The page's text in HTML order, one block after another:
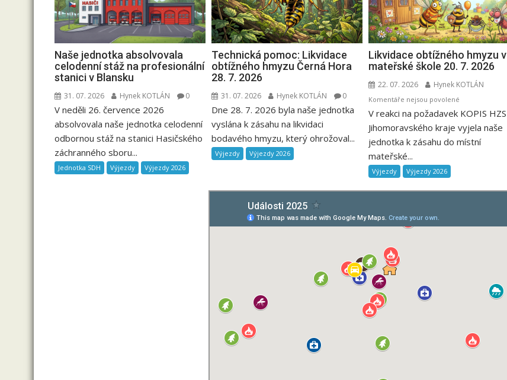
Naše jednotka absolvovala
celodenní stáž na profesionální
stanici v Blansku
31. 07. 2026 Hynek KOTLÁN 0
V neděli 26. července 2026
absolvovala naše jednotka celodenní
odbornou stáž na stanici Hasičského
záchranného sboru...
Jednotka SDH Výjezdy Výjezdy 2026
Technická pomoc: Likvidace
obtížného hmyzu Černá Hora
28. 7. 2026
31. 07. 2026 Hynek KOTLÁN 0
Dne 28. 7. 2026 byla naše jednotka
vyslána k zásahu na likvidaci
bodavého hmyzu, který ohrožoval...
Výjezdy Výjezdy 2026
Likvidace obtížného hmyzu v
mateřské škole 20. 7. 2026
22. 07. 2026 Hynek KOTLÁN
Komentáře nejsou povolené
textu
s
názvem
v
20.
V reakci na požadavek KOPIS HZS
Jihomoravského kraje vyjela naše
jednotka k zásahu do místní
mateřské...
Výjezdy Výjezdy 2026